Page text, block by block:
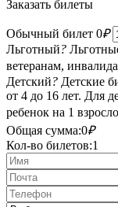
Заказать билеты
Обычный билет 0₽
Льготный?
ветеранам,
Детский? Детские
от 4 до 16 лет. Для
ребенок на 1
Общая сумма:0₽
Кол-во билетов:1